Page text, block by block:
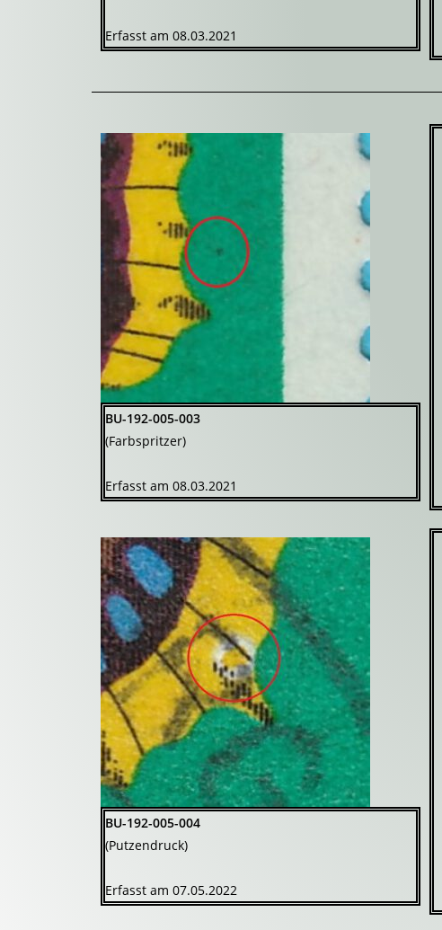
Erfasst am 08.03.2021
BU-192-005-003
(Farbspritzer)
Erfasst am 08.03.2021
BU-192-005-004
(Putzendruck)
Erfasst am 07.05.2022